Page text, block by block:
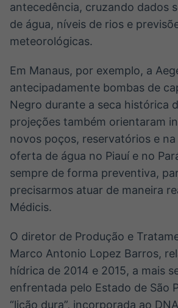
analisar
de
Em breve
Em breve
Gestão
antecedência, cruzando dados
de água, níveis de rios e
meteorológicas.
Em Manaus, por exemplo, a
antecipadamente bombas de
Negro durante a seca histórica
projeções também orientaram
novos poços, reservatórios e
oferta de água no Piauí e no
sempre de forma preventiva,
precisarmos atuar de maneira
Médicis.
O diretor de Produção e
Marco Antonio Lopez Barros,
hídrica de 2014 e 2015, a mais
enfrentada pelo Estado de São
“lição dura”, incorporada ao